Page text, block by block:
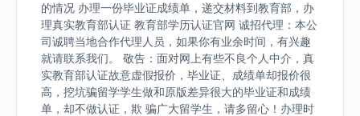
的情况 办理一份毕业证成绩单，递交材料到教育部，办
理真实教育部认证 教育部学历认证官网 诚招代理：本公
司诚聘当地合作代理人员，如果你有业余时间，有兴趣
就请联系我们。 敬告：面对网上有些不良个人中介，真
实教育部认证故意虚假报价，毕业证、成绩单却报价很
高，挖坑骗留学学生做和原版差异很大的毕业证和成绩
单，却不做认证，欺 骗广大留学生，请多留心！办理时